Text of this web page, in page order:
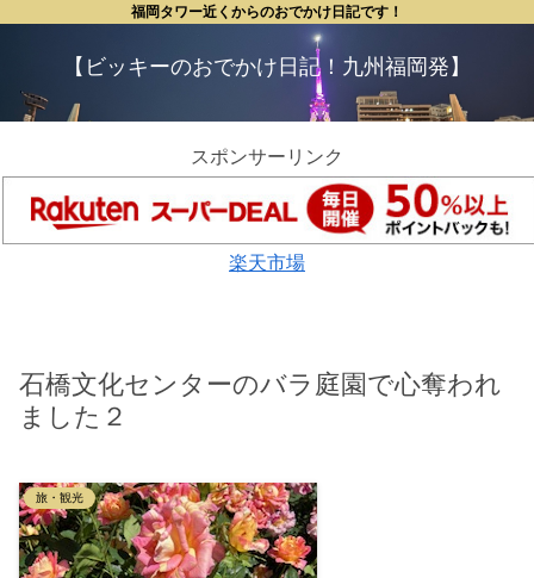
福岡タワー近くからのおでかけ日記です！
【ビッキーのおでかけ日記！九州福岡発】
スポンサーリンク
楽天市場
石橋文化センターのバラ庭園で心奪われ
ました２
旅・観光